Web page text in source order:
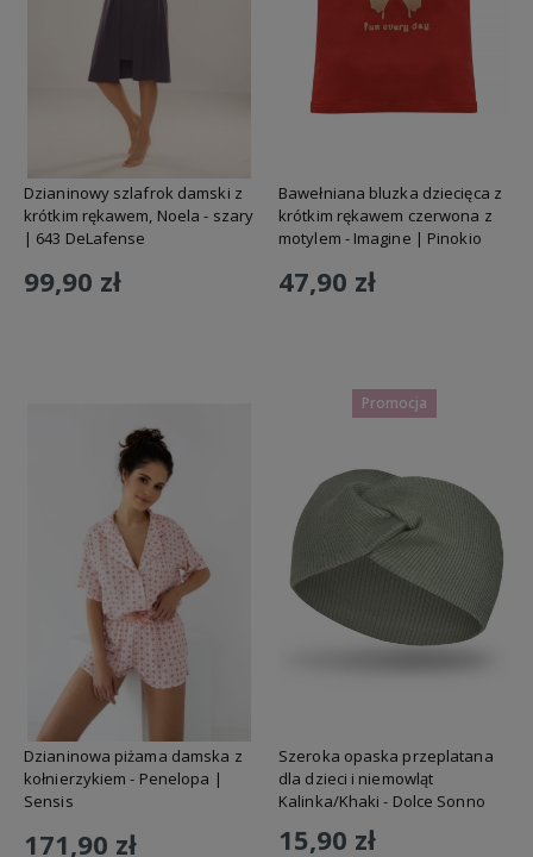
Dzianinowy szlafrok damski z
krótkim rękawem, Noela - szary
| 643 DeLafense
99,90 zł
Bawełniana bluzka dziecięca z
krótkim rękawem czerwona z
motylem - Imagine | Pinokio
47,90 zł
Dzianinowa piżama damska z
kołnierzykiem - Penelopa |
Sensis
171,90 zł
Szeroka opaska przeplatana
dla dzieci i niemowląt
Kalinka/Khaki - Dolce Sonno
15,90 zł
Promocja